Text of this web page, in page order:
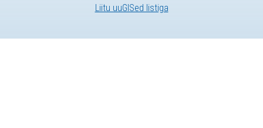
Liitu uuGISed listiga